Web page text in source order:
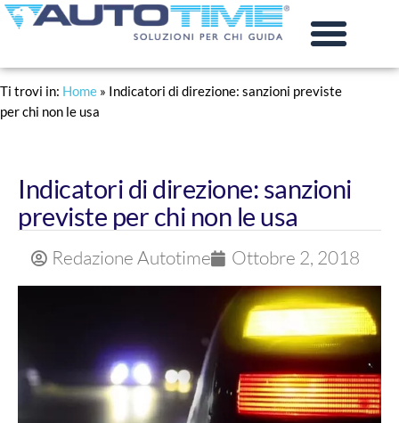
Ti trovi in: Home » Indicatori di direzione: sanzioni previste
per chi non le usa
Indicatori di direzione: sanzioni
previste per chi non le usa
Redazione Autotime Ottobre 2, 2018